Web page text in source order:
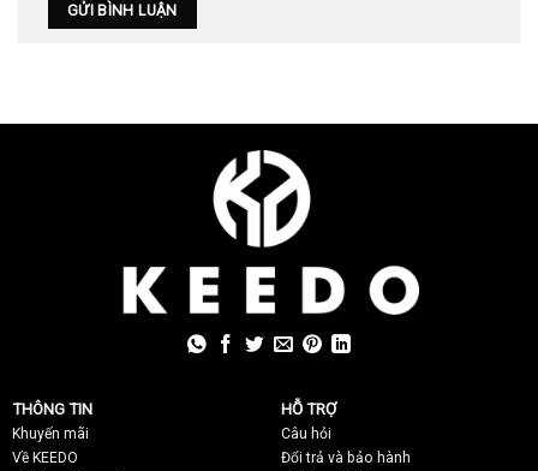
THÔNG TIN
Khuyến mãi
Về KEEDO
HỖ TRỢ
Câu hỏi
Đổi trả và bảo hành